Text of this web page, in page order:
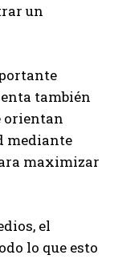
un
también
orientan
mediante
maximizar
el
lo que esto